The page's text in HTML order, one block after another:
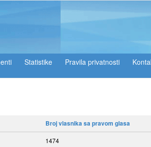
Statistike
Broj vlasnika sa pravom glasa
1474